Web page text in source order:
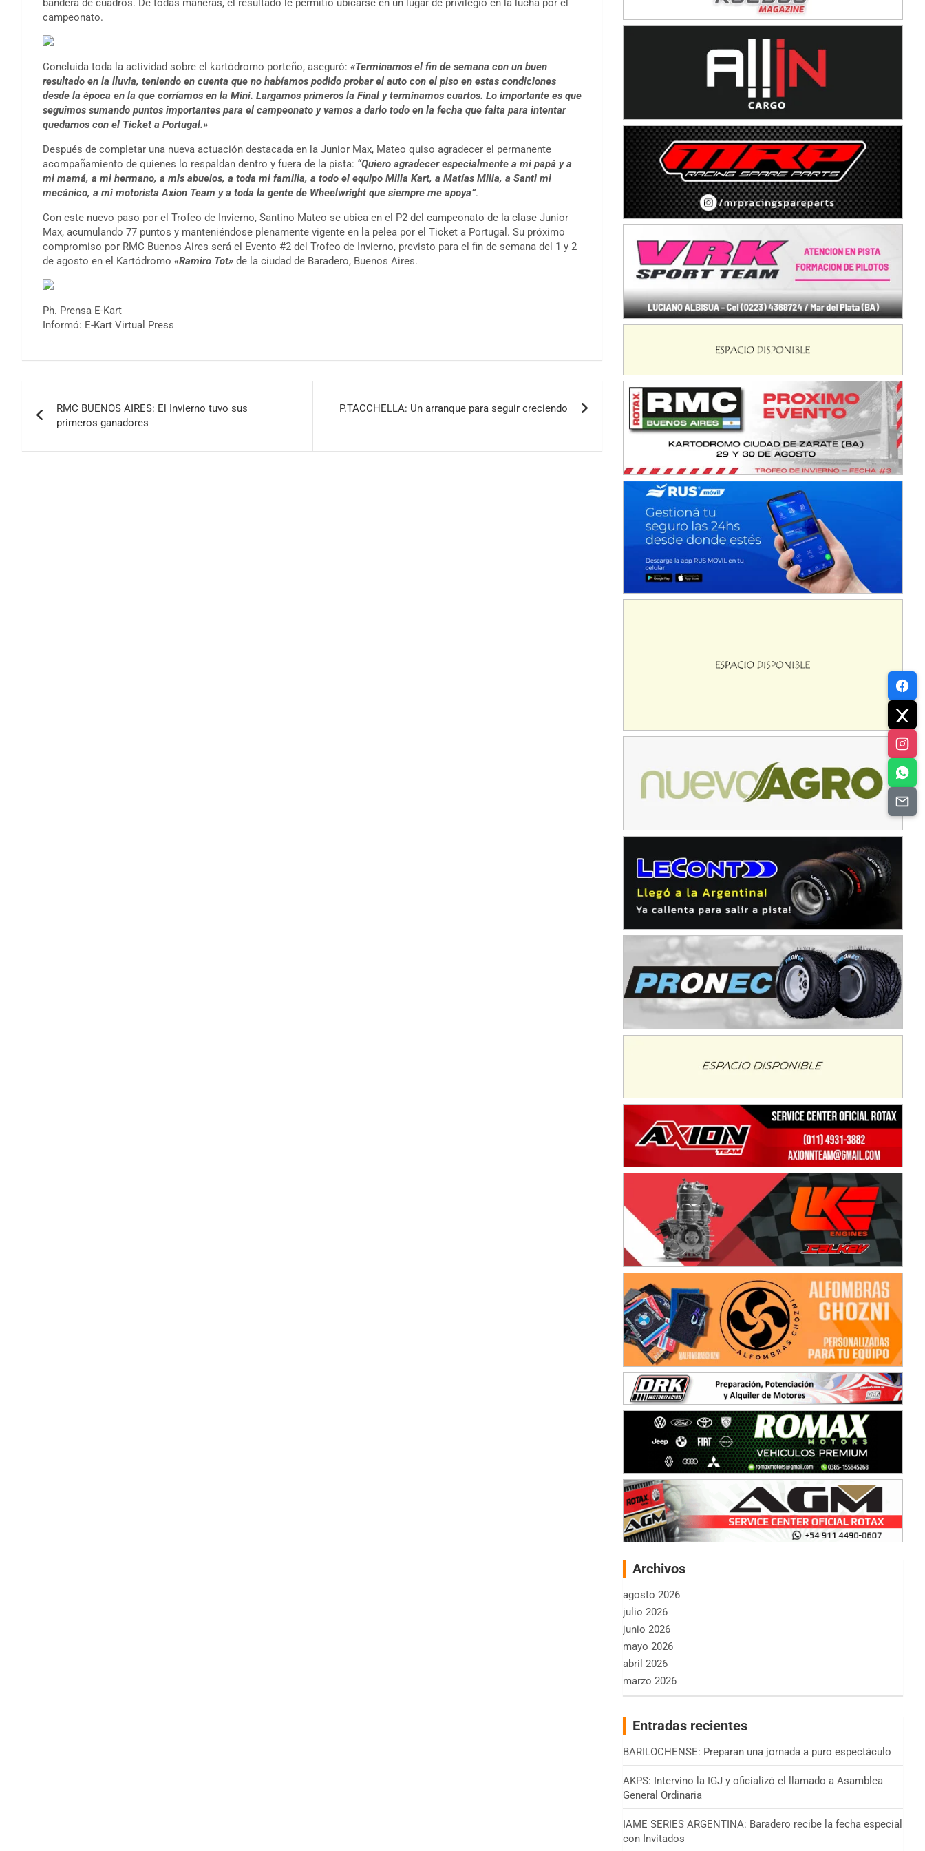
bandera de cuadros. De todas maneras, el resultado le permitió ubicarse en un lugar de privilegio en la lucha por el
campeonato.
Concluida toda la actividad sobre el kartódromo porteño, aseguró: «Terminamos el fin de semana con un buen
resultado en la lluvia, teniendo en cuenta que no habíamos podido probar el auto con el piso en estas condiciones
desde la época en la que corríamos en la Mini. Largamos primeros la Final y terminamos cuartos. Lo importante es que
seguimos sumando puntos importantes para el campeonato y vamos a darlo todo en la fecha que falta para intentar
quedarnos con el Ticket a Portugal.»
Después de completar una nueva actuación destacada en la Junior Max, Mateo quiso agradecer el permanente
acompañamiento de quienes lo respaldan dentro y fuera de la pista: “Quiero agradecer especialmente a mi papá y a
mi mamá, a mi hermano, a mis abuelos, a toda mi familia, a todo el equipo Milla Kart, a Matías Milla, a Santi mi
mecánico, a mi motorista Axion Team y a toda la gente de Wheelwright que siempre me apoya”.
Con este nuevo paso por el Trofeo de Invierno, Santino Mateo se ubica en el P2 del campeonato de la clase Junior
Max, acumulando 77 puntos y manteniéndose plenamente vigente en la pelea por el Ticket a Portugal. Su próximo
compromiso por RMC Buenos Aires será el Evento #2 del Trofeo de Invierno, previsto para el fin de semana del 1 y 2
de agosto en el Kartódromo «Ramiro Tot» de la ciudad de Baradero, Buenos Aires.
Ph. Prensa E-Kart
Informó: E-Kart Virtual Press
de
entradas
RMC BUENOS AIRES: El Invierno tuvo sus
primeros ganadores
P.TACCHELLA: Un arranque para seguir creciendo
IAME SERIES ARGENTINA 6
Ramiro Tot (Asfalto)
Ciudad de Trenque Lauquen (Asfalto)
Trenque Lauquen (Buenos Aires)
ENTRERRIANO - F6 (POSTERGADA)
Parque de la Velocidad (Asfalto)
Villaguay (Entre Ríos)
VICTORIENSE - F7
El Cerro (Tierra)
Victoria (Entre Ríos)
PATAGONICO - F6
Gral. E. Godoy (Río Negro)
CSK - F7
Juventud Unida (Tierra)
Humboldt (Santa Fe)
NORESTE SANTAFESINO - F6
SUR SANTAFESINO - F4
José Samuel Sánchez (Tierra)
Rufino (Santa Fe)
TUCUMANO - F5
Juan Navarro (Asfalto)
Archivos
agosto 2026
julio 2026
junio 2026
mayo 2026
abril 2026
marzo 2026
Entradas recientes
BARILOCHENSE: Preparan una jornada a puro espectáculo
AKPS: Intervino la IGJ y oficializó el llamado a Asamblea
General Ordinaria
IAME SERIES ARGENTINA: Baradero recibe la fecha especial
con Invitados